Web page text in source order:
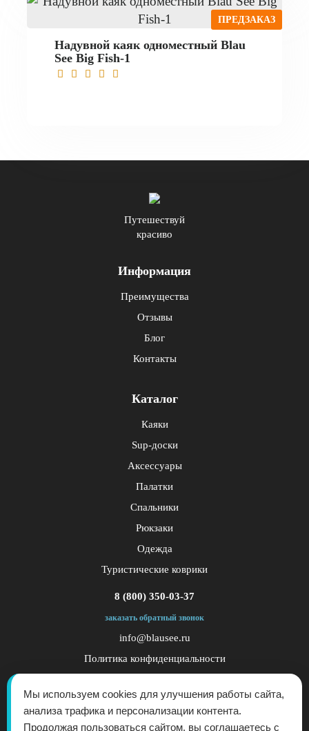
ПРЕДЗАКАЗ
Надувной каяк одноместный Blau
See Big Fish-1
Путешествуй
красиво
Информация
Преимущества
Отзывы
Блог
Контакты
Каталог
Каяки
Sup-доски
Аксессуары
Палатки
Спальники
Рюкзаки
Одежда
Туристические коврики
8 (800) 350-03-37
заказать обратный звонок
info@blausee.ru
Политика конфиденциальности
Мы используем cookies для улучшения работы сайта,
анализа трафика и персонализации контента.
Продолжая пользоваться сайтом, вы соглашаетесь с